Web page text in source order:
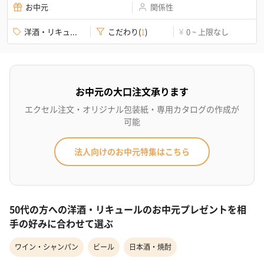
お中元 関係性
洋酒・リキュ... こだわり(1) ¥ 0 ~ 上限なし
お中元の大口注文承ります
エクセル注文・オリジナル包装紙・専用カタログの作成が
可能
法人向けのお中元特集はこちら
50代の方への洋酒・リキュールのお中元プレゼントを相
手の好みに合わせて選ぶ
ワイン・シャンパン ビール 日本酒・焼酎